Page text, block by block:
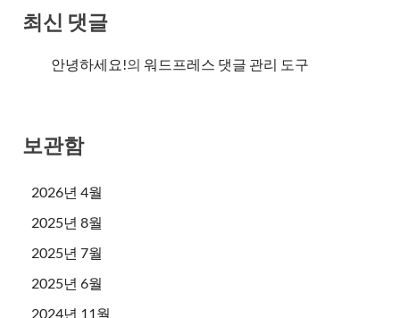
최신 댓글
안녕하세요!의 워드프레스 댓글 관리 도구
보관함
2026년 4월
2025년 8월
2025년 7월
2025년 6월
2024년 11월